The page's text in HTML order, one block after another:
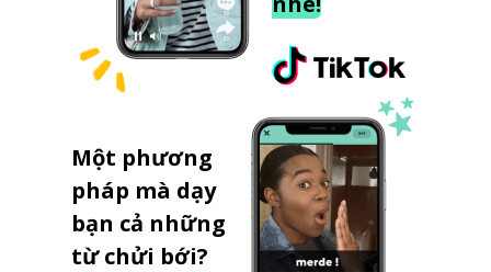
Một phương
pháp mà dạy
bạn cả những
từ chửi bới?